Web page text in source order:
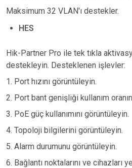
Maksimum 32 VLAN'ı destekler.
HES
Hik-Partner Pro ile tek tıkla
destekleyin. Desteklenen işlevler:
1. Port hızını görüntüleyin.
2. Port bant genişliği kullanım
3. PoE güç kullanımını görüntüleyin.
4. Topoloji bilgilerini görüntüleyin.
5. Alarm durumunu görüntüleyin.
6. Bağlantı noktalarını ve cihazları